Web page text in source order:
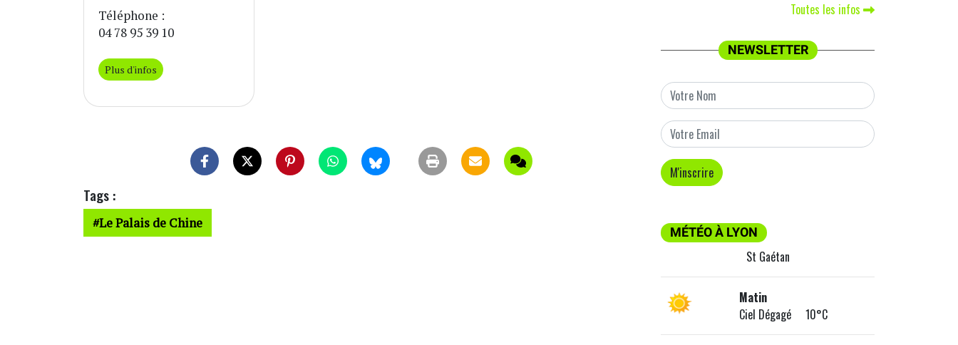
Téléphone :
04 78 95 39 10
Plus d'infos
Tags :
Le Palais de Chine
Toutes les infos
NEWSLETTER
MÉTÉO À LYON
St Gaétan
Matin
Ciel Dégagé 10°C